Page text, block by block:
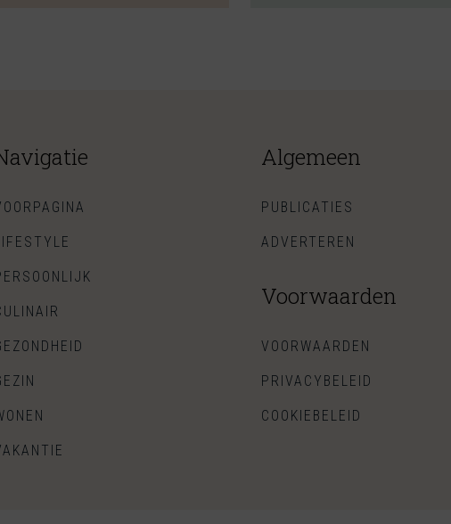
Algemeen
PUBLICATIES
ADVERTEREN
Voorwaarden
VOORWAARDEN
PRIVACYBELEID
COOKIEBELEID